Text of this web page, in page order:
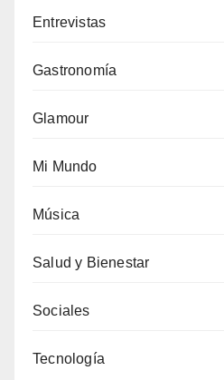
Entrevistas
Gastronomía
Glamour
Mi Mundo
Música
Salud y Bienestar
Sociales
Tecnología